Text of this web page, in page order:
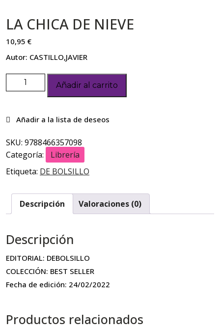
LA CHICA DE NIEVE
10,95 €
Autor: CASTILLO,JAVIER
Añadir al carrito
SKU: 9788466357098
Categoría:
Librería
Etiqueta: DE BOLSILLO
Descripción Valoraciones (0)
Descripción
EDITORIAL: DEBOLSILLO
COLECCIÓN: BEST SELLER
Fecha de edición: 24/02/2022
Productos relacionados